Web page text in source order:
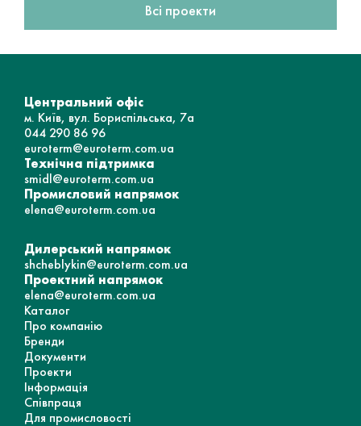
Всі проекти
Центральний офіс
м. Київ, вул. Бориспільська, 7а
044 290 86 96
euroterm@euroterm.com.ua
Технічна підтримка
smidl@euroterm.com.ua
Промисловий напрямок
elena@euroterm.com.ua
Дилерський напрямок
shcheblykin@euroterm.com.ua
Проектний напрямок
elena@euroterm.com.ua
Каталог
Про компанію
Бренди
Документи
Проекти
Інформація
Співпраця
Для промисловості